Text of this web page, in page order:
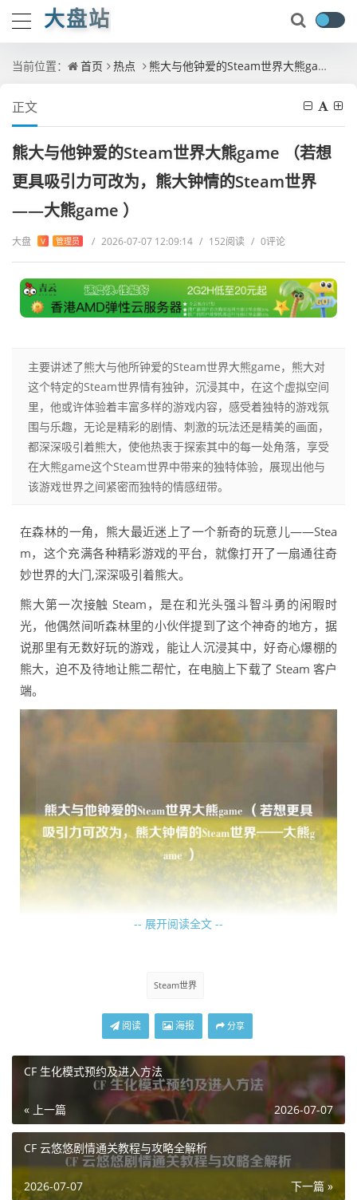
大盘站
当前位置： 首页 热点 熊大与他钟爱的Steam世界大熊game （若想更具吸引力可改为，熊大钟情的Steam世界——大熊game ）
正文
熊大与他钟爱的Steam世界大熊game （若想
更具吸引力可改为，熊大钟情的Steam世界
——大熊game ）
大盘 V 管理员 / 2026-07-07 12:09:14 / 152阅读 / 0评论
主要讲述了熊大与他所钟爱的Steam世界大熊game，熊大对
这个特定的Steam世界情有独钟，沉浸其中，在这个虚拟空间
里，他或许体验着丰富多样的游戏内容，感受着独特的游戏氛
围与乐趣，无论是精彩的剧情、刺激的玩法还是精美的画面，
都深深吸引着熊大，使他热衷于探索其中的每一处角落，享受
在大熊game这个Steam世界中带来的独特体验，展现出他与
该游戏世界之间紧密而独特的情感纽带。
在森林的一角，熊大最近迷上了一个新奇的玩意儿——Stea
m，这个充满各种精彩游戏的平台，就像打开了一扇通往奇
妙世界的大门,深深吸引着熊大。
熊大第一次接触 Steam，是在和光头强斗智斗勇的闲暇时
光，他偶然间听森林里的小伙伴提到了这个神奇的地方，据
说那里有无数好玩的游戏，能让人沉浸其中，好奇心爆棚的
熊大，迫不及待地让熊二帮忙，在电脑上下载了 Steam 客户
端。
让他眼花缭乱，不知道该从哪里开始，经过一番探索，熊大
新可爱，讲述了主角在乡村经营农场的故事，熊大一下子就
温馨的农场，每天和小伙伴们一起劳作、收获,享受着悠闲的
熊大开始了他在《星露谷物语》中的冒险之旅，他精心规划
着农场的布局，种植各种农作物，饲养可爱的动物，为了让
农场发展得更好，他还努力和小镇上的居民们建立友好关
系，在这个过程中，熊大遇到了不少困难，比如农作物遭遇
-- 展开阅读全文 --
Steam世界
阅读 海报 分享
CF 生化模式预约及进入方法
« 上一篇 2026-07-07
CF 云悠悠剧情通关教程与攻略全解析
下一篇 »
2026-07-07